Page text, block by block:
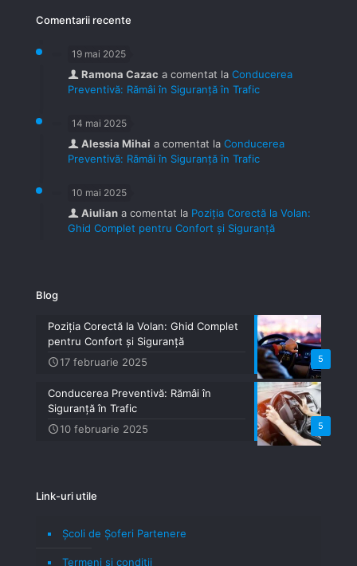
Comentarii recente
19 mai 2025
Ramona Cazac a comentat la Conducerea
Preventivă: Rămâi în Siguranță în Trafic
14 mai 2025
Alessia Mihai a comentat la Conducerea
Preventivă: Rămâi în Siguranță în Trafic
10 mai 2025
Aiulian a comentat la Poziția Corectă la Volan:
Ghid Complet pentru Confort și Siguranță
Blog
5
Poziția Corectă la Volan: Ghid Complet
pentru Confort și Siguranță
17 februarie 2025
5
Conducerea Preventivă: Rămâi în
Siguranță în Trafic
10 februarie 2025
Link-uri utile
Școli de Șoferi Partenere
Termeni şi condiţii